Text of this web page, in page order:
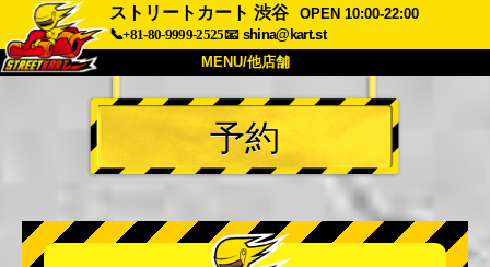
ストリートカート 渋谷
OPEN 10:00-22:00
📞+81-80-9999-2525📧 shina@kart.st
MENU/他店舗
トップ
概要 車両 価格
会社 予約
他店舗
予約